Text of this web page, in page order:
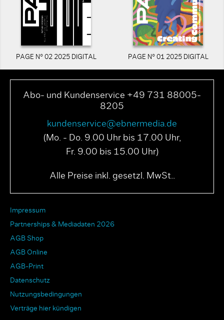
PAGE N° 02 2025 DIGITAL PAGE N° 01 2025 DIGITAL
Abo- und Kundenservice +49 731 88005-
8205
kundenservice@ebnermedia.de
(Mo. - Do. 9.00 Uhr bis 17.00 Uhr,
Fr. 9.00 bis 15.00 Uhr)
Alle Preise inkl. gesetzl. MwSt..
Impressum
Partnerships & Mediadaten 2026
AGB Shop
AGB Online
AGB-Print
Datenschutz
Nutzungsbedingungen
Verträge hier kündigen